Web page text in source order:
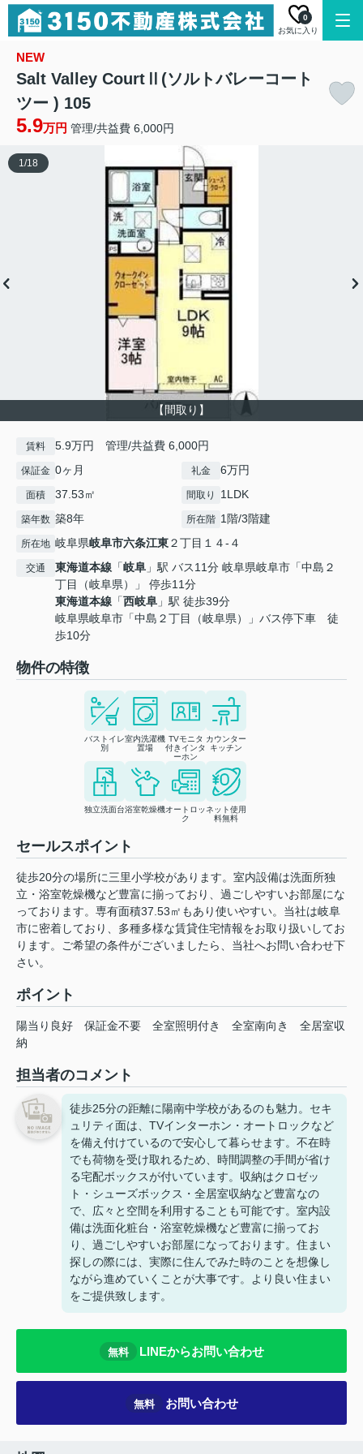
お気に入り
0
NEW
Salt Valley CourtⅡ(ソルトバレーコート
ツー ) 105
5.9万円 管理/共益費 6,000円
【間取り】
1/18
賃料 5.9万円 管理/共益費 6,000円
保証金 0ヶ月 礼金 6万円
面積 37.53㎡ 間取り 1LDK
築年数 築8年 所在階 1階/3階建
所在地 岐阜県岐阜市六条江東２丁目１４-４
交通 東海道本線 「岐阜 」駅 バス11分 岐阜県岐阜市「中島２
丁目（岐阜県）」 停歩11分
東海道本線 「西岐阜 」駅 徒歩39分
岐阜県岐阜市「中島２丁目（岐阜県）」バス停下車 徒
歩10分
物件の特徴
バストイレ
別
室内洗濯機
置場
TVモニタ
付きインタ
ーホン
カウンター
キッチン
独立洗面台浴室乾燥機オートロッ
ク
ネット使用
料無料
セールスポイント
徒歩20分の場所に三里小学校があります。室内設備は洗面所独
立・浴室乾燥機など豊富に揃っており、過ごしやすいお部屋にな
っております。専有面積37.53㎡もあり使いやすい。当社は岐阜
市に密着しており、多種多様な賃貸住宅情報をお取り扱いしてお
ります。ご希望の条件がございましたら、当社へお問い合わせ下
さい。
ポイント
陽当り良好 保証金不要 全室照明付き 全室南向き
全居室収
納
担当者のコメント
徒歩25分の距離に陽南中学校があるのも魅力。セキ
ュリティ面は、TVインターホン・オートロックなど
を備え付けているので安心して暮らせます。不在時
でも荷物を受け取れるため、時間調整の手間が省け
る宅配ボックスが付いています。収納はクロゼッ
ト・シューズボックス・全居室収納など豊富なの
で、広々と空間を利用することも可能です。室内設
備は洗面化粧台・浴室乾燥機など豊富に揃ってお
り、過ごしやすいお部屋になっております。住まい
探しの際には、実際に住んでみた時のことを想像し
ながら進めていくことが大事です。より良い住まい
をご提供致します。
無料 LINEからお問い合わせ
無料 お問い合わせ